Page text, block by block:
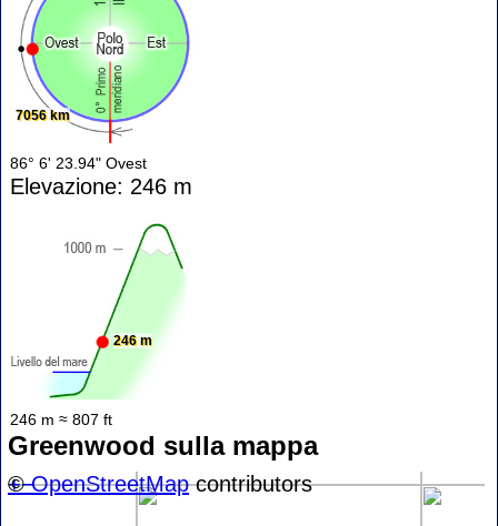
7056 km
86° 6' 23.94" Ovest
Elevazione: 246 m
246 m
246 m ≈ 807 ft
Greenwood sulla mappa
+−
©OpenStreetMapcontributors